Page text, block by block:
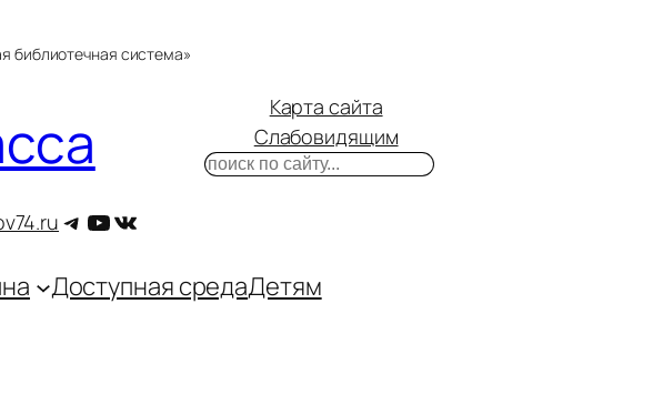
библиотечная система»
Telegram
YouTube
ВКонтакте
Карта сайта
Слабовидящим
Поиск
Доступная средаДетям